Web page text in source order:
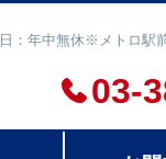
：年中無休※メトロ駅
03-